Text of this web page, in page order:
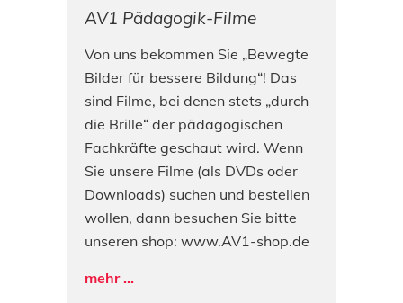
AV1 Pädagogik-Filme
Von uns bekommen Sie „Bewegte
Bilder für bessere Bildung“! Das
sind Filme, bei denen stets „durch
die Brille“ der pädagogischen
Fachkräfte geschaut wird. Wenn
Sie unsere Filme (als DVDs oder
Downloads) suchen und bestellen
wollen, dann besuchen Sie bitte
unseren shop: www.AV1-shop.de
mehr ...